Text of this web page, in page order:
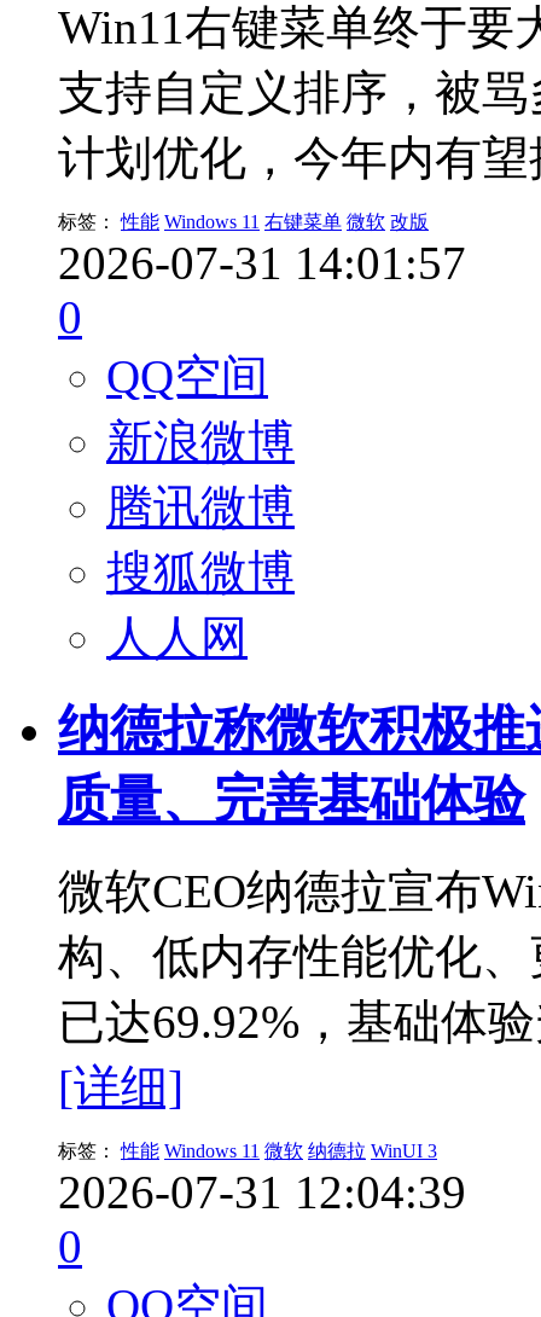
Win11右键菜单终于要
支持自定义排序，被
计划优化，今年内有
标签： 性能 Windows 11 右键菜单 微软 改版
2026-07-31 14:01:57
0
QQ空间
新浪微博
腾讯微博
搜狐微博
人人网
纳德拉称微软积极
质量、完善基础体验
微软CEO纳德拉宣布
构、低内存性能优化
已达69.92%，基础体
[详细]
标签： 性能 Windows 11 微软 纳德拉 WinUI 3
2026-07-31 12:04:39
0
QQ空间